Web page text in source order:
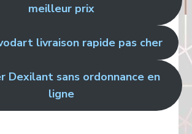
meilleur prix
livraison rapide pas cher
Dexilant sans ordonnance en
ligne